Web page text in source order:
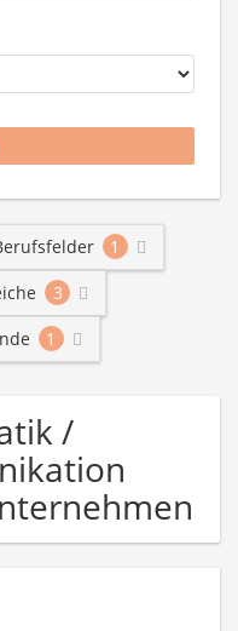
1
3
1
/